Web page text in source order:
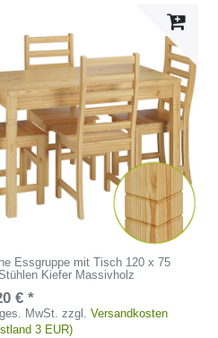
Essgruppe mit Tisch 120 x 75
Kiefer Massivholz
€ *
MwSt. zzgl.Versandkosten
3 EUR)